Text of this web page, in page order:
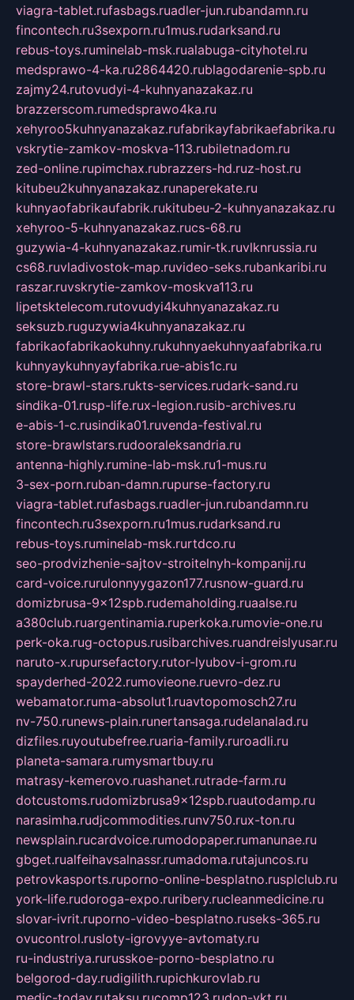
viagra-tablet.rufasbags.ruadler-jun.rubandamn.ru
fincontech.ru3sexporn.ru1mus.rudarksand.ru
rebus-toys.ruminelab-msk.rualabuga-cityhotel.ru
medsprawo-4-ka.ru2864420.rublagodarenie-spb.ru
zajmy24.rutovudyi-4-kuhnyanazakaz.ru
brazzerscom.rumedsprawo4ka.ru
xehyroo5kuhnyanazakaz.rufabrikayfabrikaefabrika.ru
vskrytie-zamkov-moskva-113.rubiletnadom.ru
zed-online.rupimchax.rubrazzers-hd.ruz-host.ru
kitubeu2kuhnyanazakaz.runaperekate.ru
kuhnyaofabrikaufabrik.rukitubeu-2-kuhnyanazakaz.ru
xehyroo-5-kuhnyanazakaz.rucs-68.ru
guzywia-4-kuhnyanazakaz.rumir-tk.ruvlknrussia.ru
cs68.ruvladivostok-map.ruvideo-seks.rubankaribi.ru
raszar.ruvskrytie-zamkov-moskva113.ru
lipetsktelecom.rutovudyi4kuhnyanazakaz.ru
seksuzb.ruguzywia4kuhnyanazakaz.ru
fabrikaofabrikaokuhny.rukuhnyaekuhnyaafabrika.ru
kuhnyaykuhnyayfabrika.rue-abis1c.ru
store-brawl-stars.rukts-services.rudark-sand.ru
sindika-01.rusp-life.rux-legion.rusib-archives.ru
e-abis-1-c.rusindika01.ruvenda-festival.ru
store-brawlstars.rudooraleksandria.ru
antenna-highly.rumine-lab-msk.ru1-mus.ru
3-sex-porn.ruban-damn.rupurse-factory.ru
viagra-tablet.rufasbags.ruadler-jun.rubandamn.ru
fincontech.ru3sexporn.ru1mus.rudarksand.ru
rebus-toys.ruminelab-msk.rurtdco.ru
seo-prodvizhenie-sajtov-stroitelnyh-kompanij.ru
card-voice.rurulonnyygazon177.rusnow-guard.ru
domizbrusa-9x12spb.rudemaholding.ruaalse.ru
a380club.ruargentinamia.ruperkoka.rumovie-one.ru
perk-oka.rug-octopus.rusibarchives.ruandreislyusar.ru
naruto-x.rupursefactory.rutor-lyubov-i-grom.ru
spayderhed-2022.rumovieone.ruevro-dez.ru
webamator.ruma-absolut1.ruavtopomosch27.ru
nv-750.runews-plain.runertansaga.rudelanalad.ru
dizfiles.ruyoutubefree.ruaria-family.ruroadli.ru
planeta-samara.rumysmartbuy.ru
matrasy-kemerovo.ruashanet.rutrade-farm.ru
dotcustoms.rudomizbrusa9x12spb.ruautodamp.ru
narasimha.rudjcommodities.runv750.rux-ton.ru
newsplain.rucardvoice.rumodopaper.rumanunae.ru
gbget.rualfeihavsalnassr.rumadoma.rutajuncos.ru
petrovkasports.ruporno-online-besplatno.rusplclub.ru
york-life.rudoroga-expo.ruribery.rucleanmedicine.ru
slovar-ivrit.ruporno-video-besplatno.ruseks-365.ru
ovucontrol.rusloty-igrovyye-avtomaty.ru
ru-industriya.rurusskoe-porno-besplatno.ru
belgorod-day.rudigilith.rupichkurovlab.ru